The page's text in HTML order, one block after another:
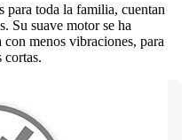
para toda la familia, cuentan
Su suave motor se ha
menos vibraciones, para
cortas.